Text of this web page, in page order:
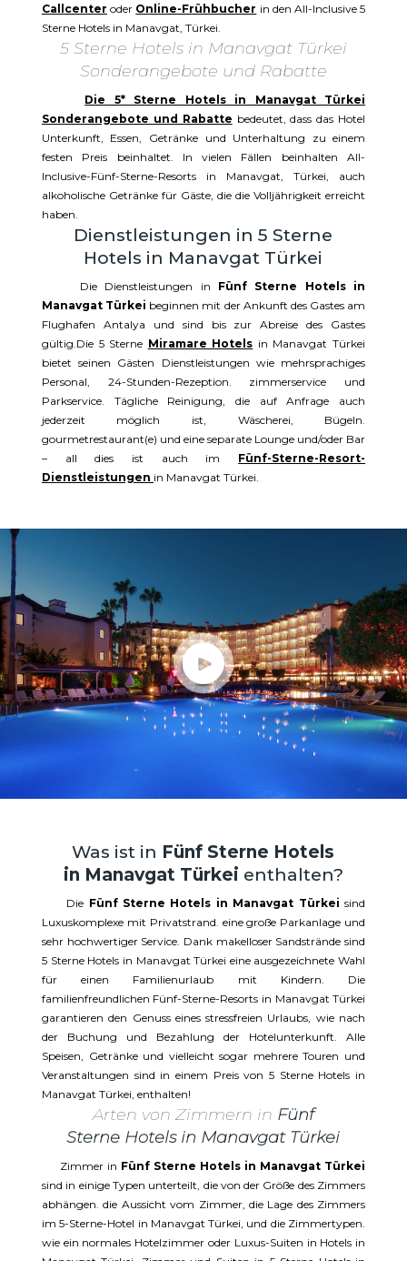
Callcenter oder Online-Frühbucher in den All-Inclusive 5
Sterne Hotels in Manavgat, Türkei.
5 Sterne Hotels in Manavgat Türkei
Sonderangebote und Rabatte
Die 5* Sterne Hotels in Manavgat Türkei
Sonderangebote und Rabatte bedeutet, dass das Hotel
Unterkunft, Essen, Getränke und Unterhaltung zu einem
festen Preis beinhaltet. In vielen Fällen beinhalten All-
Inclusive-Fünf-Sterne-Resorts in Manavgat, Türkei, auch
alkoholische Getränke für Gäste, die die Volljährigkeit erreicht
haben.
Dienstleistungen in 5 Sterne
Hotels in Manavgat Türkei
Die Dienstleistungen in Fünf Sterne Hotels in
Manavgat Türkei beginnen mit der Ankunft des Gastes am
Flughafen Antalya und sind bis zur Abreise des Gastes
gültig.Die 5 Sterne Miramare Hotels in Manavgat Türkei
bietet seinen Gästen Dienstleistungen wie mehrsprachiges
Personal, 24-Stunden-Rezeption. zimmerservice und
Parkservice. Tägliche Reinigung, die auf Anfrage auch
jederzeit möglich ist, Wäscherei, Bügeln.
gourmetrestaurant(e) und eine separate Lounge und/oder Bar
– all dies ist auch im Fünf-Sterne-Resort-
Dienstleistungen in Manavgat Türkei.
Was ist in Fünf Sterne Hotels
in Manavgat Türkei enthalten?
Die Fünf Sterne Hotels in Manavgat Türkeisind
Luxuskomplexe mit Privatstrand. eine große Parkanlage und
sehr hochwertiger Service. Dank makelloser Sandstrände sind
5 Sterne Hotels in Manavgat Türkei eine ausgezeichnete Wahl
für einen Familienurlaub mit Kindern. Die
familienfreundlichen Fünf-Sterne-Resorts in Manavgat Türkei
garantieren den Genuss eines stressfreien Urlaubs, wie nach
der Buchung und Bezahlung der Hotelunterkunft. Alle
Speisen, Getränke und vielleicht sogar mehrere Touren und
Veranstaltungen sind in einem Preis von 5 Sterne Hotels in
Manavgat Türkei, enthalten!
Arten von Zimmern in Fünf
Sterne Hotels in Manavgat Türkei
Zimmer in Fünf Sterne Hotels in Manavgat Türkei
sind in einige Typen unterteilt, die von der Größe des Zimmers
abhängen. die Aussicht vom Zimmer, die Lage des Zimmers
im 5-Sterne-Hotel in Manavgat Türkei, und die Zimmertypen.
wie ein normales Hotelzimmer oder Luxus-Suiten in Hotels in